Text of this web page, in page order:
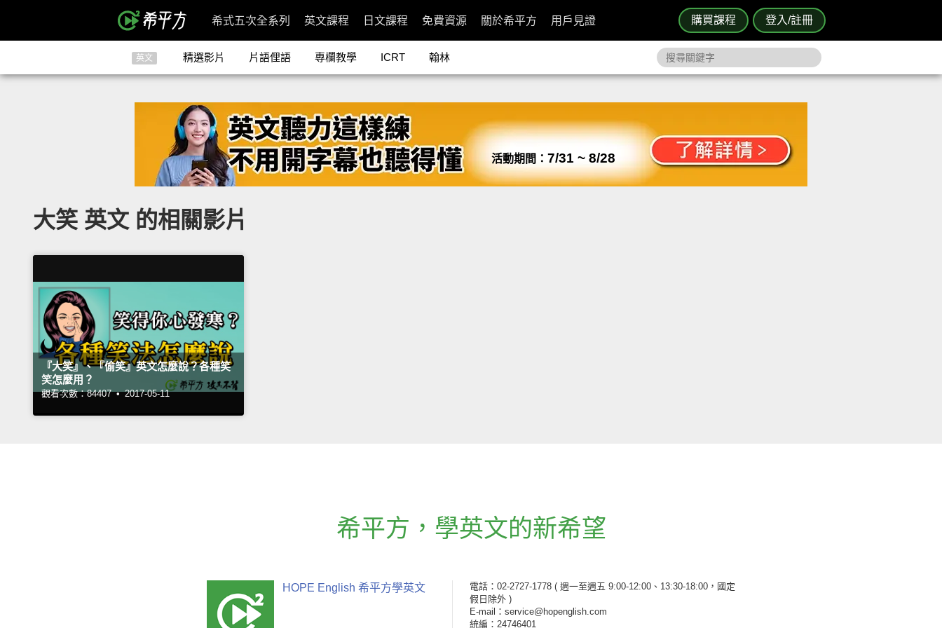
購買課程 登入/註冊
希式五次全系列 英文課程 日文課程 免費資源 關於希平方 用戶見證
英文 精選影片 片語俚語 專欄教學 ICRT 翰林
活動期間： 7/31 ~ 8/28
大笑 英文 的相關影片
『大笑』、『偷笑』英文怎麼說？各種笑
笑怎麼用？
觀看次數：84407 • 2017-05-11
希平方 ， 學英文的新希望
HOPE English 希平方學英文 電話：02-2727-1778 ( 週一至週五 9:00-12:00、13:30-18:00，國定
假日除外 )
E-mail：service@hopenglish.com
統編：24746401